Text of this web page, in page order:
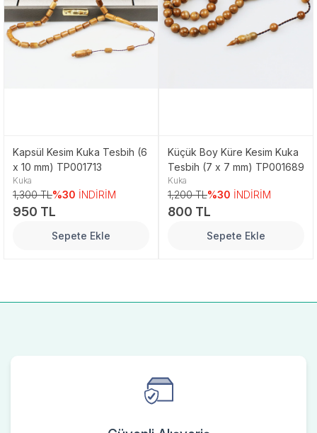
Kapsül Kesim Kuka Tesbih (6
x 10 mm) TP001713
Kuka
1,300 TL%30 İNDİRİM
950 TL
Sepete Ekle
Küçük Boy Küre Kesim Kuka
Tesbih (7 x 7 mm) TP001689
Kuka
1,200 TL%30 İNDİRİM
800 TL
Sepete Ekle